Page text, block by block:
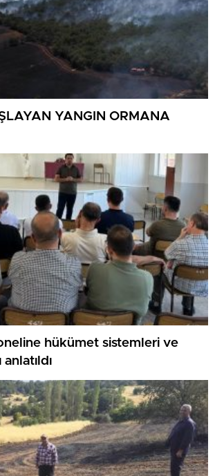
YANGIN ORMANA
hükümet sistemleri ve